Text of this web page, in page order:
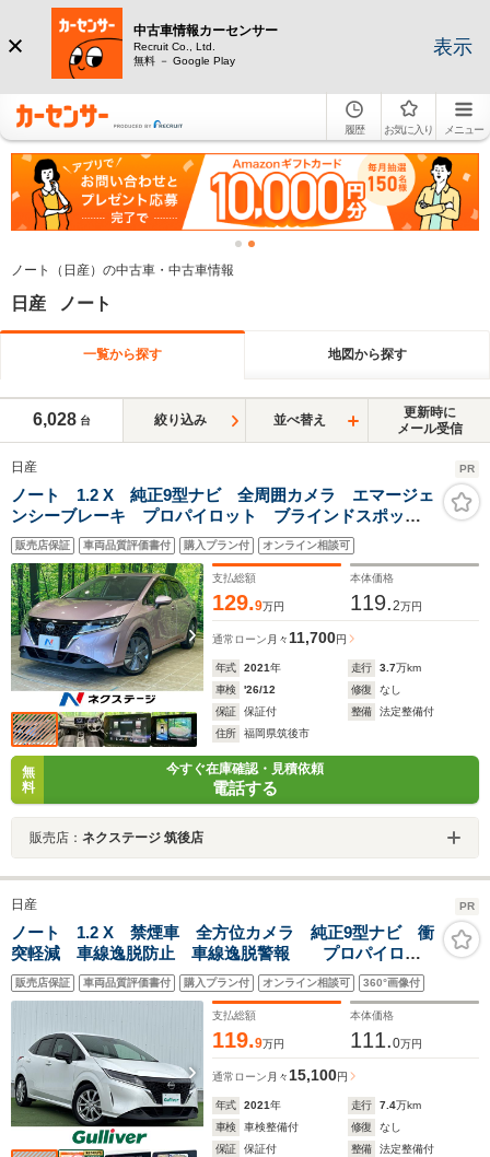
中古車情報カーセンサー
Recruit Co., Ltd.
無料 － Google Play
表示
履歴 お気に入り メニュー
ノート（日産）の中古車・中古車情報
日産 ノート
一覧から探す 地図から探す
6,028 台 絞り込み 並べ替え
更新時に
メール受信
日産 PR
ノート 1.2 X 純正9型ナビ 全周囲カメラ エマージェ
ンシーブレーキ プロパイロット ブラインドスポット
モニター コーナーセンサー スマートキー LEDヘッ
ド ETC オートハイビーム 車線逸脱警報 フルセグ
販売店保証 車両品質評価書付 購入プラン付 オンライン相談可
支払総額
129.9万円
本体価格
119.2万円
通常ローン 月々11,700円
年式 2021年 走行 3.7万km
車検
'26/12 修復
なし
保証
保証付 整備
法定整備付
住所
福岡県筑後市
無
料
今すぐ在庫確認・見積依頼
電話する
販売店： ネクステージ 筑後店
日産 PR
ノート 1.2 X 禁煙車 全方位カメラ 純正9型ナビ 衝
突軽減 車線逸脱防止 車線逸脱警報 プロパイロッ
ト ビルトインETC BSM LEDヘッドライト 電動パ
ーキングブレーキ/オートブレーキホールド 本革巻ハン
販売店保証 車両品質評価書付 購入プラン付 オンライン相談可 360°画像付
支払総額
119.9万円
本体価格
111.0万円
通常ローン 月々15,100円
年式 2021年 走行 7.4万km
車検
車検整備付 修復
なし
保証
保証付 整備
法定整備付